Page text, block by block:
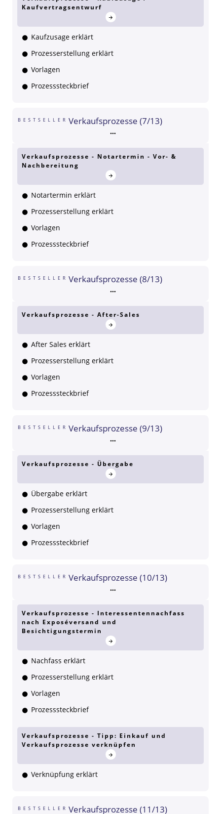
Kaufvertragsentwurf
Kaufzusage erklärt
Prozesserstellung erklärt
Vorlagen
Prozesssteckbrief
BESTSELLER Verkaufsprozesse (7/13)
Verkaufsprozesse - Notartermin - Vor- &
Nachbereitung
Notartermin erklärt
Prozesserstellung erklärt
Vorlagen
Prozesssteckbrief
BESTSELLER Verkaufsprozesse (8/13)
Verkaufsprozesse - After-Sales
After Sales erklärt
Prozesserstellung erklärt
Vorlagen
Prozesssteckbrief
BESTSELLER Verkaufsprozesse (9/13)
Verkaufsprozesse - Übergabe
Übergabe erklärt
Prozesserstellung erklärt
Vorlagen
Prozesssteckbrief
BESTSELLER Verkaufsprozesse (10/13)
Verkaufsprozesse - Interessentennachfass
nach Exposéversand und
Besichtigungstermin
Nachfass erklärt
Prozesserstellung erklärt
Vorlagen
Prozesssteckbrief
Verkaufsprozesse - Tipp: Einkauf und
Verkaufsprozesse verknüpfen
Verknüpfung erklärt
BESTSELLER Verkaufsprozesse (11/13)